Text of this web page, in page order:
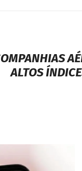
ALTOS